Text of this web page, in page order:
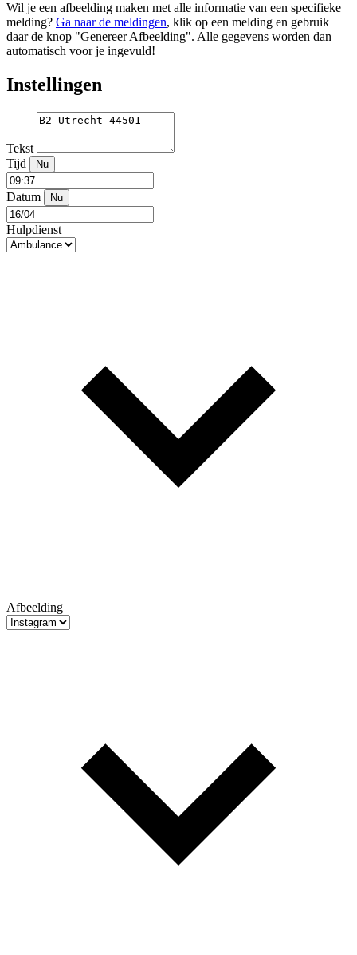
Wil je een afbeelding maken met alle informatie van een specifieke
melding? Ga naar de meldingen, klik op een melding en gebruik
daar de knop "Genereer Afbeelding". Alle gegevens worden dan
automatisch voor je ingevuld!
Instellingen
Tekst
Tijd
Nu
Datum Nu
Hulpdienst
Afbeelding